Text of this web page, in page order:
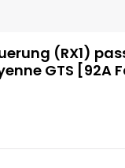
(RX1)
GTS [92A